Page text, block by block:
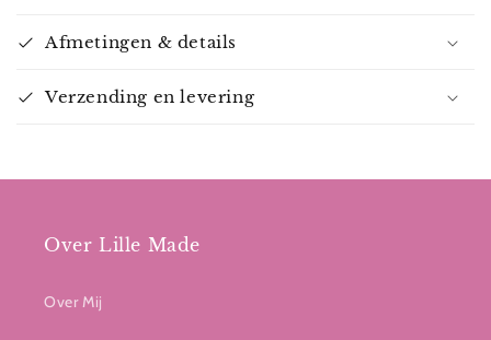
Afmetingen & details
Verzending en levering
Over Lille Made
Over Mij